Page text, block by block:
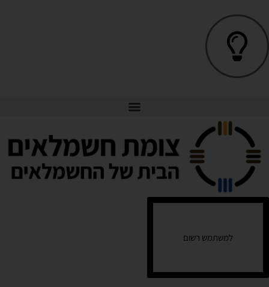
למשתמש רשום